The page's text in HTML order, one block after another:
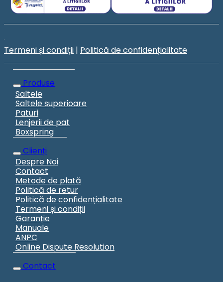
Termeni și condiții | Politică de confidențialitate
Produse
Saltele
Saltele superioare
Paturi
Lenjerii de pat
Boxspring
Clienți
Despre Noi
Contact
Metode de plată
Politică de retur
Politică de confidențialitate
Termeni și condiții
Garanție
Manuale
ANPC
Online Dispute Resolution
Contact